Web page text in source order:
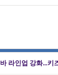
라인업 강화...키